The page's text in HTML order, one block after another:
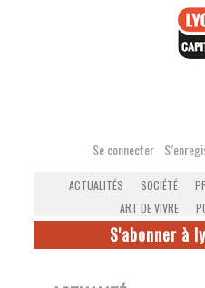
Se connecter
ACTUALITÉS SOCIÉTÉ
ART DE VIVRE
S'abonner à